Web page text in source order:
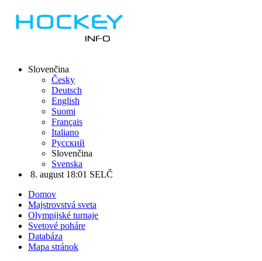
Slovenčina
Česky
Deutsch
English
Suomi
Français
Italiano
Русский
Slovenčina
Svenska
8. august 18:01 SELČ
Domov
Majstrovstvá sveta
Olympijské turnaje
Svetové poháre
Databáza
Mapa stránok